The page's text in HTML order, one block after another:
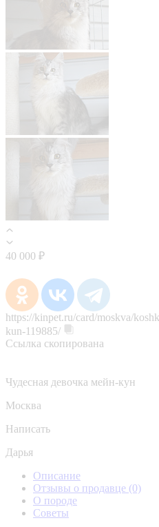
40 000 ₽
https://kinpet.ru/card/moskva/
kun-119885/
Ссылка скопирована
Чудесная девочка мейн-кун
Москва
Написать
Дарья
Описание
Отзывы о продавце (0)
О породе
Советы